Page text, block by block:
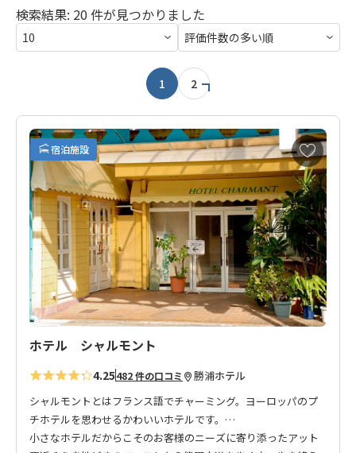
検索結果: 20 件が見つかりました
1 2
宿泊施設
お
気
に
入
り
に
追
加
ホテル シャルモント
4.25482 件の口コミ 勝浦ホテル
シャルモントとはフランス語でチャーミング。ヨーロッパのプ
チホテルを思わせるかわいいホテルです。
小さなホテルだからこそのお客様のニーズに寄り添ったアット